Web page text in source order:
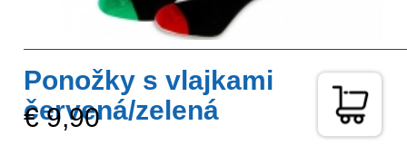
Ponožky s vlajkami
červená/zelená
€ 9,90